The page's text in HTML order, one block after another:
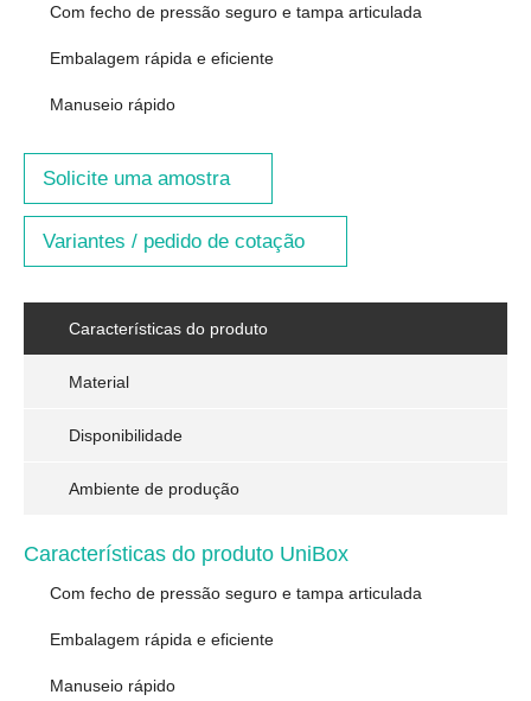
Com fecho de pressão seguro e tampa articulada
Embalagem rápida e eficiente
Manuseio rápido
Solicite uma amostra
Variantes / pedido de cotação
Características do produto
Material
Disponibilidade
Ambiente de produção
Características do produto UniBox
Com fecho de pressão seguro e tampa articulada
Embalagem rápida e eficiente
Manuseio rápido